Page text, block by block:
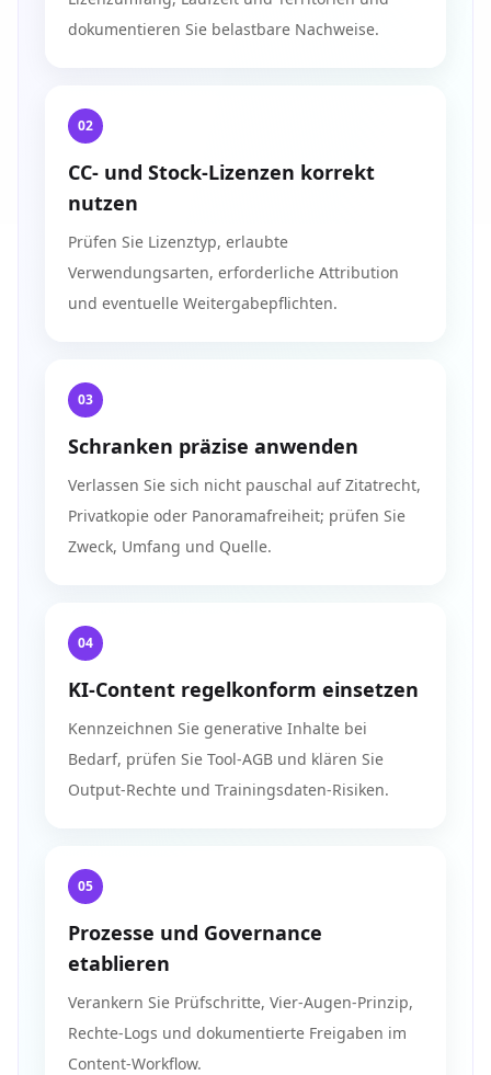
dokumentieren Sie belastbare Nachweise.
02
CC- und Stock-Lizenzen korrekt
nutzen
Prüfen Sie Lizenztyp, erlaubte
Verwendungsarten, erforderliche Attribution
und eventuelle Weitergabepflichten.
03
Schranken präzise anwenden
Verlassen Sie sich nicht pauschal auf Zitatrecht,
Privatkopie oder Panoramafreiheit; prüfen Sie
Zweck, Umfang und Quelle.
04
KI-Content regelkonform einsetzen
Kennzeichnen Sie generative Inhalte bei
Bedarf, prüfen Sie Tool-AGB und klären Sie
Output-Rechte und Trainingsdaten-Risiken.
05
Prozesse und Governance
etablieren
Verankern Sie Prüfschritte, Vier-Augen-Prinzip,
Rechte-Logs und dokumentierte Freigaben im
Content-Workflow.